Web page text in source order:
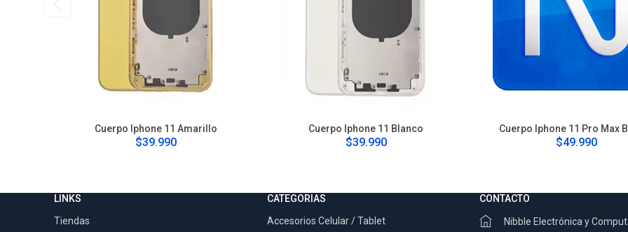
Cuerpo Iphone 11 Amarillo
$39.990
Cuerpo Iphone 11 Blanco
$39.990
Cuerpo Iphone 11 Pro Max
$49.990
LINKS
Tiendas
CATEGORIAS
Accesorios Celular / Tablet
CONTACTO
Nibble Electrónica y